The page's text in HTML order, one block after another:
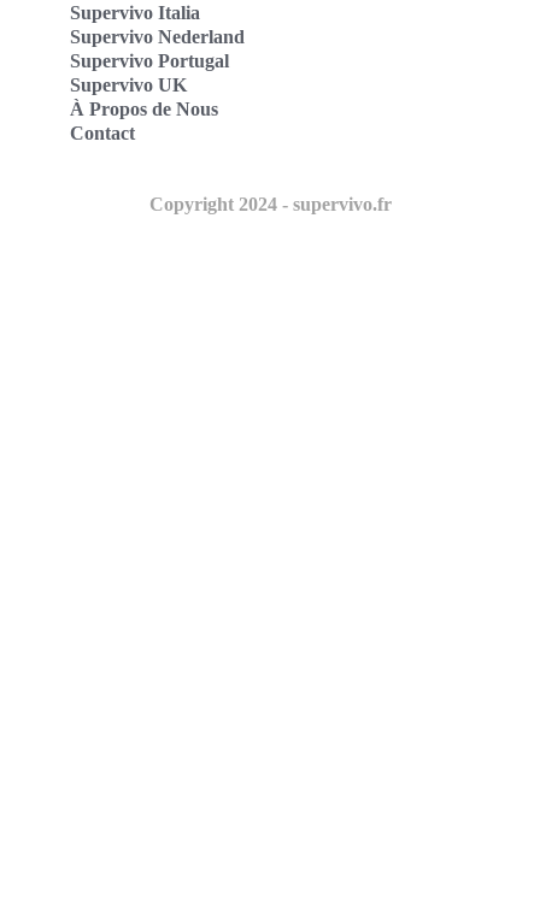
Supervivo Italia
Supervivo Nederland
Supervivo Portugal
Supervivo UK
À Propos de Nous
Contact
Copyright 2024 - supervivo.fr